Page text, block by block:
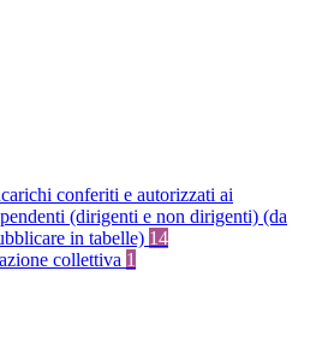
conferiti e autorizzati ai
(dirigenti e non dirigenti) (da
in tabelle) 14
collettiva 1